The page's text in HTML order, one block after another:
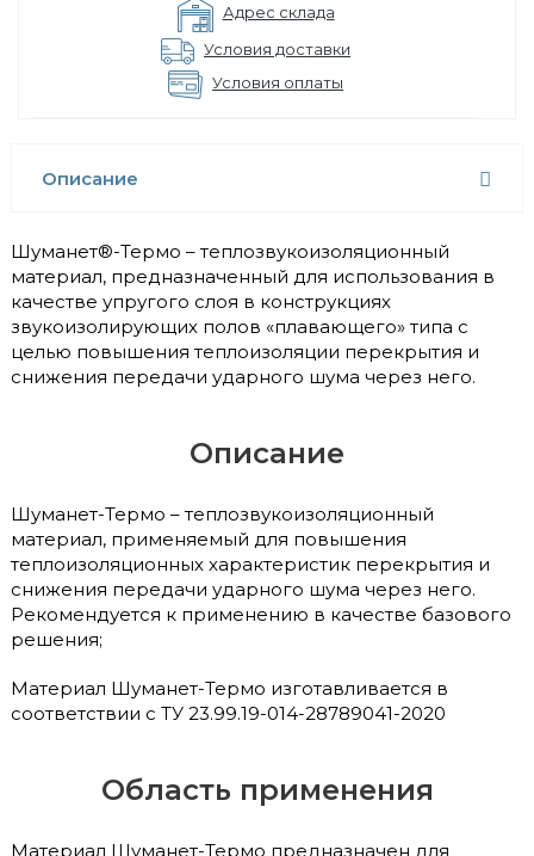
Адрес склада
Условия доставки
Условия оплаты
Описание
Шуманет®-Термо – теплозвукоизоляционный
материал, предназначенный для использования в
качестве упругого слоя в конструкциях
звукоизолирующих полов «плавающего» типа с
целью повышения теплоизоляции перекрытия и
снижения передачи ударного шума через него.
Описание
Шуманет-Термо – теплозвукоизоляционный
материал, применяемый для повышения
теплоизоляционных характеристик перекрытия и
снижения передачи ударного шума через него.
Рекомендуется к применению в качестве базового
решения;
Материал Шуманет-Термо изготавливается в
соответствии с ТУ 23.99.19-014-28789041-2020
Область применения
Материал Шуманет-Термо предназначен для